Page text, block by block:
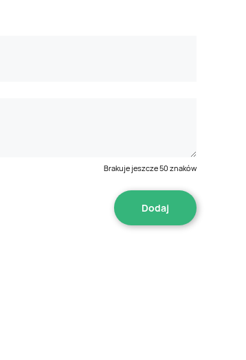
Brakuje jeszcze50 znaków